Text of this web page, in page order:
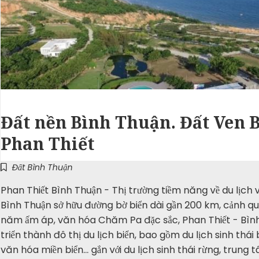
Đất nền Bình Thuận. Đất Ven
Phan Thiết
Đất Bình Thuận
Phan Thiết Bình Thuận - Thị trường tiềm năng về du lịch
Bình Thuận sở hữu đường bờ biển dài gần 200 km, cảnh
năm ấm áp, văn hóa Chăm Pa đặc sắc, Phan Thiết -
triển thành đô thị du lịch biển, bao gồm du lịch sinh thái
văn hóa miền biển… gắn với du lịch sinh thái rừng, trung